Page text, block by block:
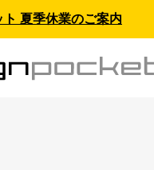
夏季休業のご案内